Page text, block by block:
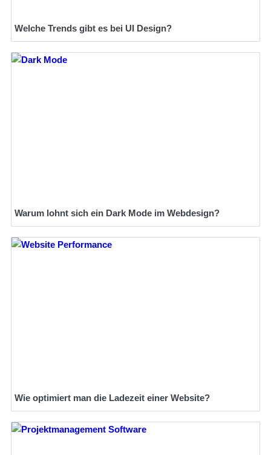
Welche Trends gibt es bei UI Design?
Warum lohnt sich ein Dark Mode im Webdesign?
Wie optimiert man die Ladezeit einer Website?